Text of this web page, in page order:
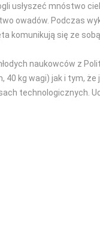
usłyszeć mnóstwo
owadów. Podczas
komunikują się ze
naukowców z
kg wagi) jak i tym, że
technologicznych.